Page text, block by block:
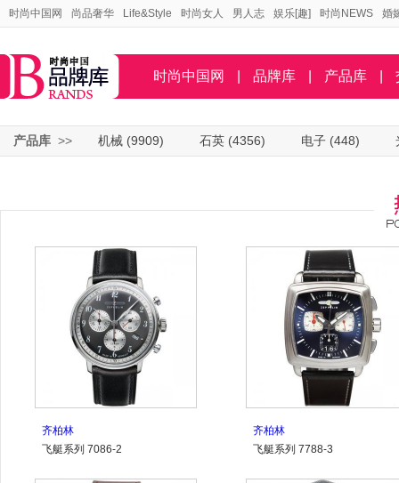
时尚中国网 尚品奢华 Life&Style 时尚女人 男人志 娱乐[趣] 时尚NEWS 婚
时尚中国网 品牌库 产品库
产品库 >> 机械 (9909) 石英 (4356) 电子 (448)
齐柏林
飞艇系列 7086-2
齐柏林
飞艇系列 7788-3